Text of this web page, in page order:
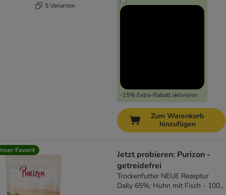
5 Varianten
-15% Extra-Rabatt aktivieren
Zum Warenkorb
hinzufügen
Favorit
Jetzt probieren: Purizon -
getreidefrei
Trockenfutter NEUE Rezeptur
Daily 65%: Huhn mit Fisch - 100